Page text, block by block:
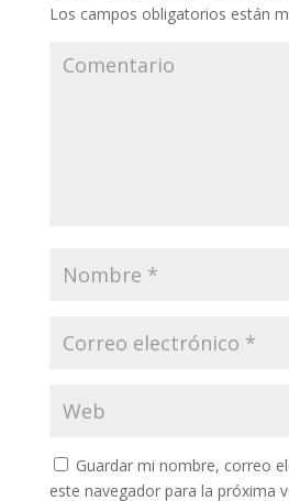
Los campos obligatorios están
Guardar mi nombre, correo
este navegador para la próxima